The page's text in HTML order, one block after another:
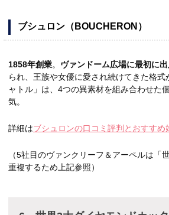
ブシュロン（BOUCHERON）
1858年創業。 ヴァンドーム広場に最初に
られ、王族や女優に愛され続けてきた格
ャトル」は、4つの異素材を組み合わせた
気。
詳細はブシュロンの口コミ評判とおすすめ
（5社目のヴァンクリーフ＆アーペルは「
重複するため上記参照）